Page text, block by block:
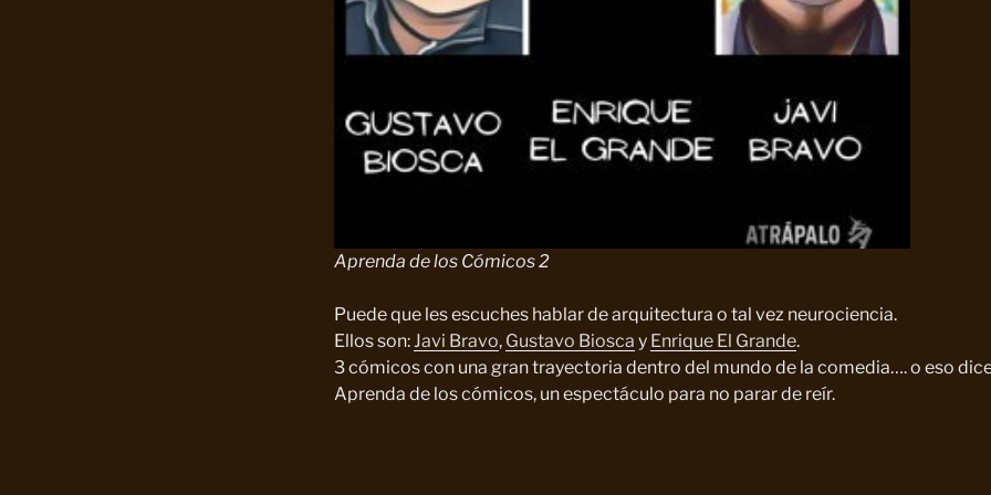
Aprenda de los Cómicos 2
Puede que les escuches hablar de arquitectura o tal vez neurociencia.
Ellos son:Javi Bravo, Gustavo Biosca y Enrique El Grande.
3 cómicos con una gran trayectoria dentro del mundo de la comedia…. o eso
Aprenda de los cómicos, un espectáculo para no parar de reír.